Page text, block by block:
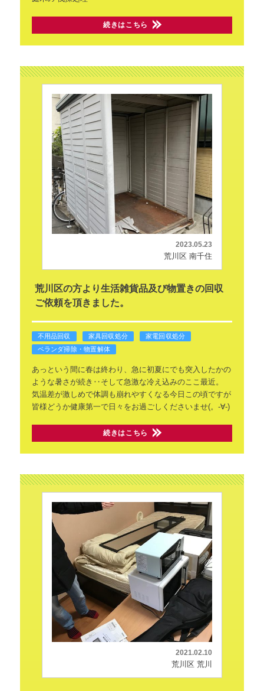
続きはこちら
2023.05.23
荒川区 南千住
荒川区の方より生活雑貨品及び物置きの回収
ご依頼を頂きました。
不用品回収 家具回収処分
家電回収処分
ベランダ掃除・物置解体
あっという間に春は終わり、急に初夏にでも突入したかの
ような暑さが続き‥そして急激な冷え込みのここ最近。
気温差が激しめで体調も崩れやすくなる今日この頃ですが
皆様どうか健康第一で日々をお過ごしくださいませ(。-∀-)
続きはこちら
2021.02.10
荒川区 荒川